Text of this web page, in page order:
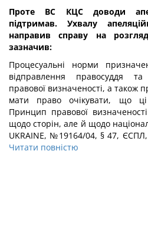
Проте ВС КЦС доводи
підтримав. Ухвалу
направив справу на
зазначив:
Процесуальні норми
відправлення правосуддя
правової визначеності, а також
мати право очікувати, що ці
Принцип правової
щодо сторін, але й щодо
UKRAINE, №19164/04, § 47,
Читати повністю